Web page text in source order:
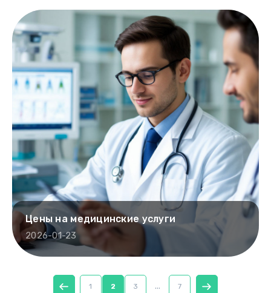
Цены на медицинские услуги
2026-01-23
1 2 3 ... 7